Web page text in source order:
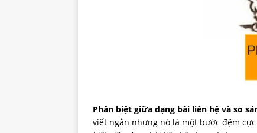
Phân biệt giữa dạng bài liên hệ và so
viết ngắn nhưng nó là một bước đệm